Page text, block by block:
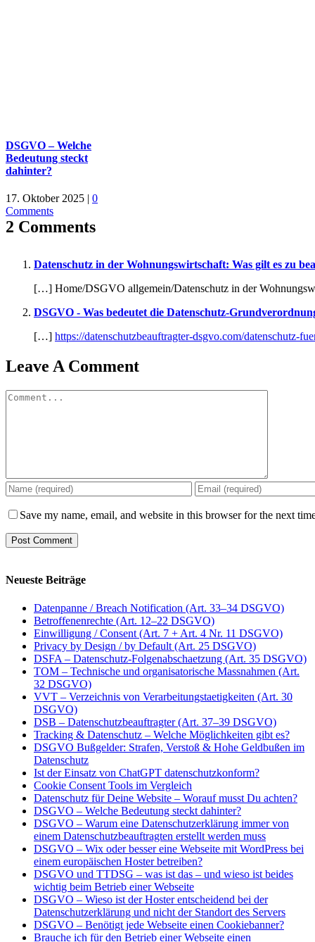
DSGVO – Welche
Bedeutung steckt
dahinter?
17. Oktober 2025 | 0
Comments
2 Comments
Datenschutz in der Wohnungswirtschaft: Was gilt es zu
[…] Home/DSGVO allgemein/Datenschutz in der
DSGVO - Was bedeutet die Datenschutz-
[…] https://datenschutzbeauftragter-dsgvo.com/datenschutz-
Leave A Comment
Comment
Save my name, email, and website in this browser for the next
Neueste Beiträge
Datenpanne / Breach Notification (Art. 33–34 DSGVO)
Betroffenenrechte (Art. 12–22 DSGVO)
Einwilligung / Consent (Art. 7 + Art. 4 Nr. 11 DSGVO)
Privacy by Design / by Default (Art. 25 DSGVO)
DSFA – Datenschutz-Folgenabschaetzung (Art. 35 DSGVO)
TOM – Technische und organisatorische Massnahmen (Art.
32 DSGVO)
VVT – Verzeichnis von Verarbeitungstaetigkeiten (Art. 30
DSGVO)
DSB – Datenschutzbeauftragter (Art. 37–39 DSGVO)
Tracking & Datenschutz – Welche Möglichkeiten gibt es?
DSGVO Bußgelder: Strafen, Verstoß & Hohe Geldbußen im
Datenschutz
Ist der Einsatz von ChatGPT datenschutzkonform?
Cookie Consent Tools im Vergleich
Datenschutz für Deine Website – Worauf musst Du achten?
DSGVO – Welche Bedeutung steckt dahinter?
DSGVO – Warum eine Datenschutzerklärung immer von
einem Datenschutzbeauftragten erstellt werden muss
DSGVO – Wix oder besser eine Webseite mit WordPress bei
einem europäischen Hoster betreiben?
DSGVO und TTDSG – was ist das – und wieso ist beides
wichtig beim Betrieb einer Webseite
DSGVO – Wieso ist der Hoster entscheidend bei der
Datenschutzerklärung und nicht der Standort des Servers
DSGVO – Benötigt jede Webseite einen Cookiebanner?
Brauche ich für den Betrieb einer Webseite einen